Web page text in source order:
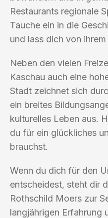
Restaurants regionale
Tauche ein in die
und lass dich von
Neben den vielen
Kaschau auch eine
Stadt zeichnet sich
ein breites
kulturelles Leben aus.
du für ein glückliches
brauchst.
Wenn du dich für den
entscheidest, steht dir
Rothschild Moers zur
langjährigen Erfahrung